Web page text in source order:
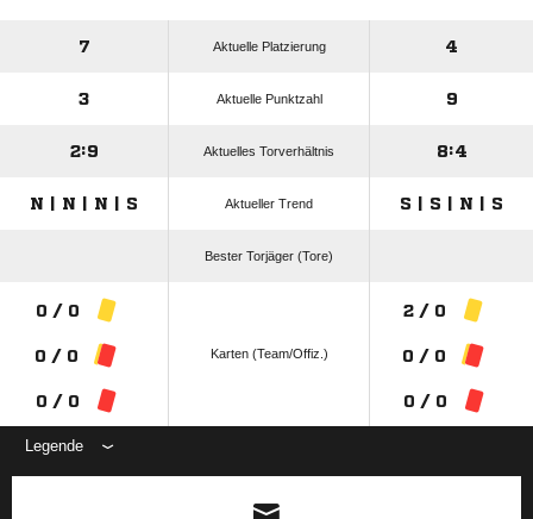
7 Aktuelle Platzierung 4
3 Aktuelle Punktzahl 9
2:9 Aktuelles Torverhältnis 8:4
N | N | N | S Aktueller Trend S | S | N | S
Bester Torjäger (Tore)
0 / 0
0 / 0
0 / 0
Karten (Team/Offiz.)
2 / 0
0 / 0
0 / 0
Legende
ANZEIGE